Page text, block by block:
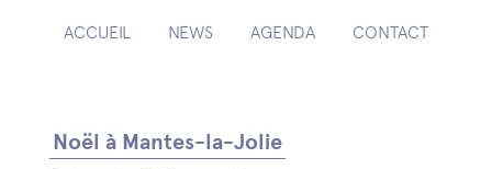
ACCUEIL NEWS AGENDA CONTACT
Noël à Mantes-la-Jolie